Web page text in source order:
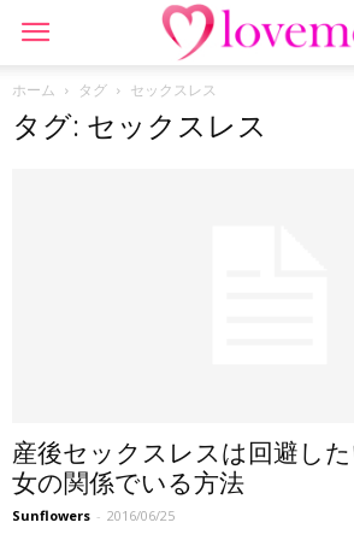
ホーム タグ セックスレス
タグ: セックスレス
産後セックスレスは回避し
女の関係でいる方法
Sunflowers - 2016/06/25